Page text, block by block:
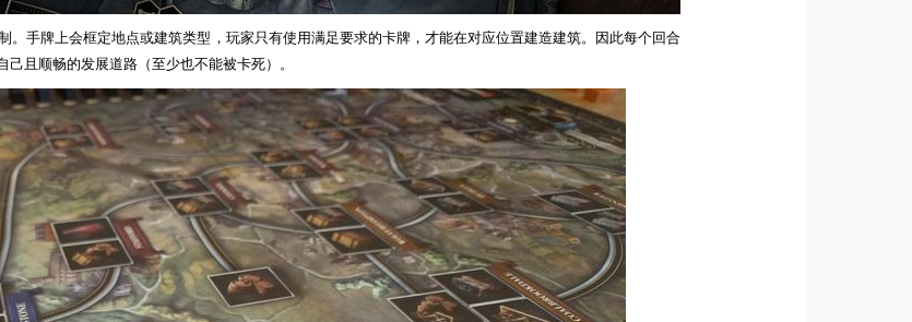
。手牌上会框定地点或建筑类型，玩家只有使用满足要求的卡牌，才能在对应位置建造建筑。因此每个回合
且顺畅的发展道路（至少也不能被卡死）。